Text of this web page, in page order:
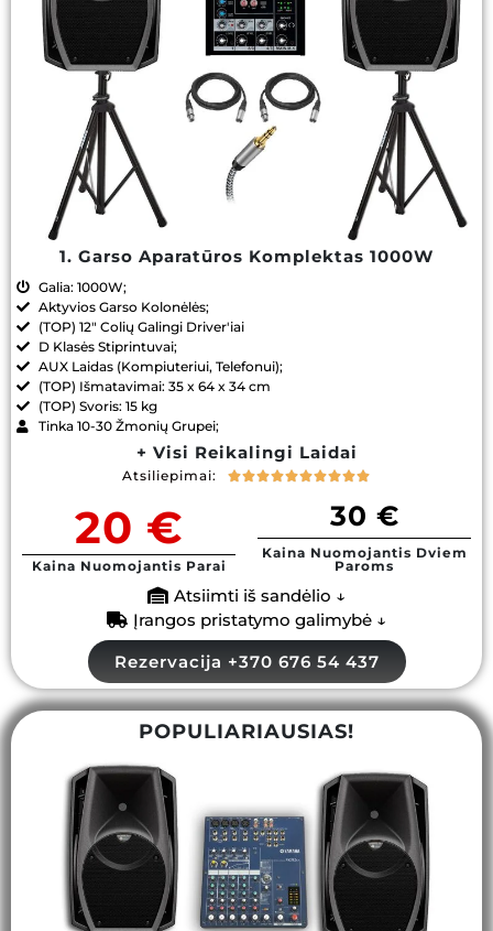
1. Garso Aparatūros Komplektas 1000W
Galia: 1000W;
Aktyvios Garso Kolonėlės;
(TOP) 12" Colių Galingi Driver'iai
D Klasės Stiprintuvai;
AUX Laidas (Kompiuteriui, Telefonui);
(TOP) Išmatavimai: 35 x 64 x 34 cm
(TOP) Svoris: 15 kg
Tinka 10-30 Žmonių Grupei;
+ Visi Reikalingi Laidai
Atsiliepimai: 
20 €
Kaina Nuomojantis Parai
30 €
Kaina Nuomojantis Dviem
Paroms
Atsiimti iš sandėlio ↓
Įrangos pristatymo galimybė ↓
Rezervacija +370 676 54 437
POPULIARIAUSIAS!